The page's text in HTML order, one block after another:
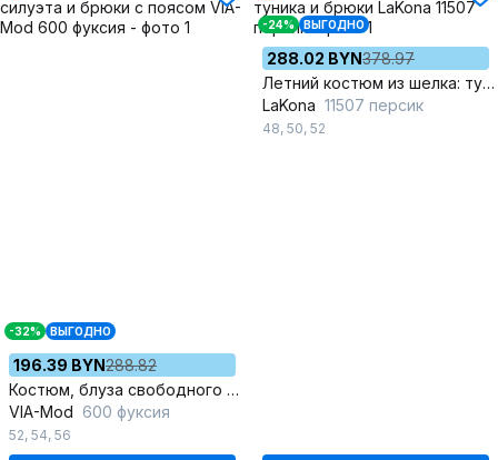
-32% ВЫГОДНО
196.39 BYN288.82
Костюм, блуза свободного силуэта и брюки с поясом
VIA-Mod 600 фуксия
52, 54, 56
-24% ВЫГОДНО
288.02 BYN378.97
Летний костюм из шелка: туника и брюки
LaKona 11507 персик
48, 50, 52